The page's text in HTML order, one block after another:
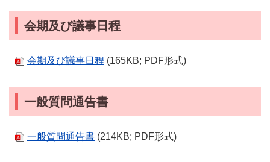
会期及び議事日程
会期及び議事日程 (165KB; PDF形式)
一般質問通告書
一般質問通告書 (214KB; PDF形式)